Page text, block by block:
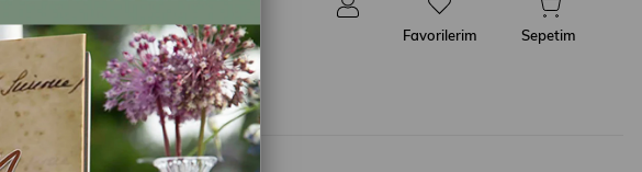
Sepetim
Favorilerim
BİZE ULAŞIN